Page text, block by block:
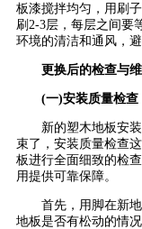
板漆搅拌均匀，用刷
刷2-3层，每层之间要
环境的清洁和通风，
更换后的检查与
(一)安装质量检查
新的塑木地板安装
束了，安装质量检查
板进行全面细致的检
用提供可靠保障。
首先，用脚在新地
地板是否有松动的情